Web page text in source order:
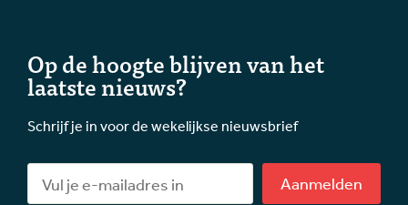
Op de hoogte blijven van het
laatste nieuws?
Schrijf je in voor de wekelijkse nieuwsbrief
Aanmelden